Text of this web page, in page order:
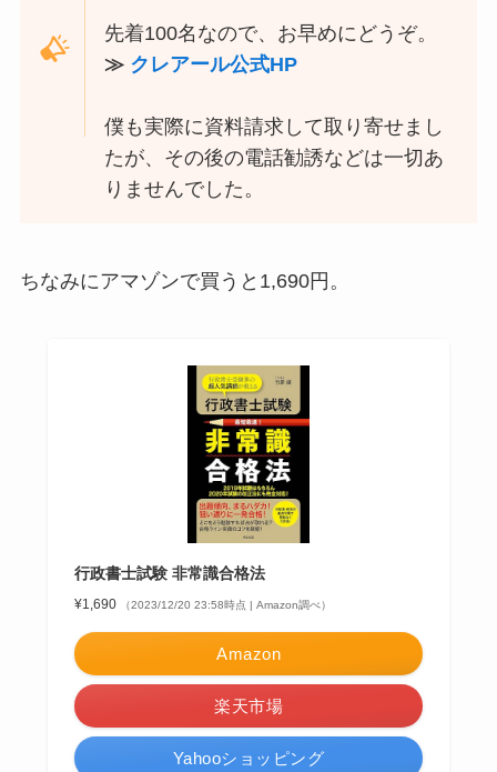
先着100名なので、お早めにどうぞ。
≫ クレアール公式HP
僕も実際に資料請求して取り寄せまし
たが、その後の電話勧誘などは一切あ
りませんでした。
ちなみにアマゾンで買うと1,690円。
行政書士試験 非常識合格法
¥1,690 （2023/12/20 23:58時点 | Amazon調べ）
Amazon
楽天市場
Yahooショッピング